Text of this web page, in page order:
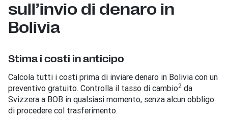
sull’invio di denaro in
Bolivia
Stima i costi in anticipo
Calcola tutti i costi prima di inviare denaro in Bolivia con un
preventivo gratuito. Controlla il tasso di cambio2 da
Svizzera a BOB in qualsiasi momento, senza alcun obbligo
di procedere col trasferimento.